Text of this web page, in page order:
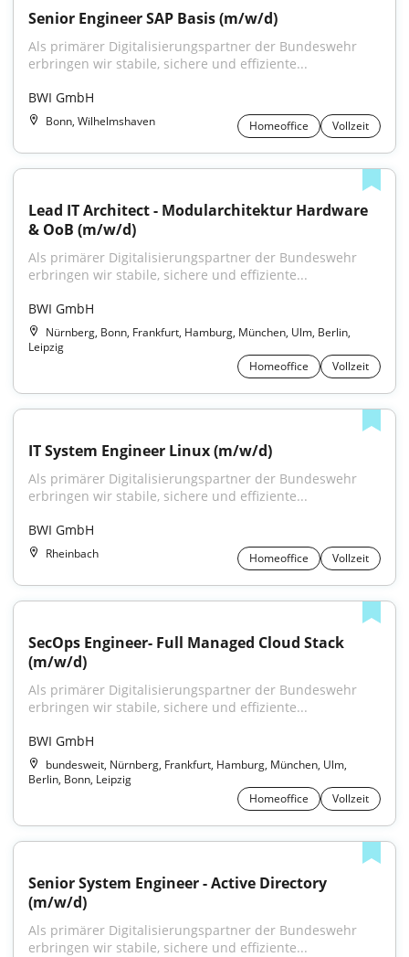
Senior Engineer SAP Basis (m/w/d)
Als primärer Digitalisierungspartner der Bundeswehr
erbringen wir stabile, sichere und effiziente...
BWI GmbH
Bonn, Wilhelmshaven Homeoffice Vollzeit
Lead IT Architect - Modularchitektur Hardware
& OoB (m/w/d)
Als primärer Digitalisierungspartner der Bundeswehr
erbringen wir stabile, sichere und effiziente...
BWI GmbH
Nürnberg, Bonn, Frankfurt, Hamburg, München, Ulm, Berlin,
Leipzig
Homeoffice
Vollzeit
IT System Engineer Linux (m/w/d)
Als primärer Digitalisierungspartner der Bundeswehr
erbringen wir stabile, sichere und effiziente...
BWI GmbH
Rheinbach Homeoffice Vollzeit
SecOps Engineer- Full Managed Cloud Stack
(m/w/d)
Als primärer Digitalisierungspartner der Bundeswehr
erbringen wir stabile, sichere und effiziente...
BWI GmbH
bundesweit, Nürnberg, Frankfurt, Hamburg, München, Ulm,
Berlin, Bonn, Leipzig
Homeoffice
Vollzeit
Senior System Engineer - Active Directory
(m/w/d)
Als primärer Digitalisierungspartner der Bundeswehr
erbringen wir stabile, sichere und effiziente...